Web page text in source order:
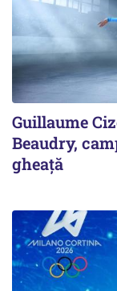
Guillaume
Beaudry,
gheaţă